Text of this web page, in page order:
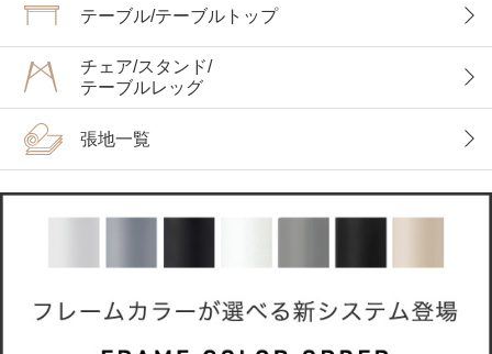
テーブル/テーブルトップ
チェア/スタンド/
テーブルレッグ
張地一覧